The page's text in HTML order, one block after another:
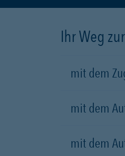
Ihr Weg
mit dem
mit dem
mit dem